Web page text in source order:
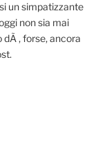
un simpatizzante
non sia mai
dÃ , forse, ancora